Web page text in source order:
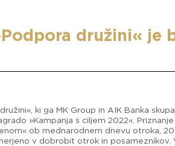
družini« je
ki ga MK Group in AIK Banka
»Kampanja s ciljem 2022«.
ob mednarodnem dnevu otroka,
v dobrobit otrok in